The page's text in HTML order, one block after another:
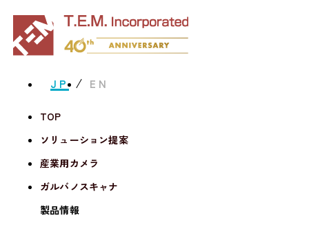
JP EN
TOP
ソリューション提案
産業用カメラ
ガルバノスキャナ
製品情報